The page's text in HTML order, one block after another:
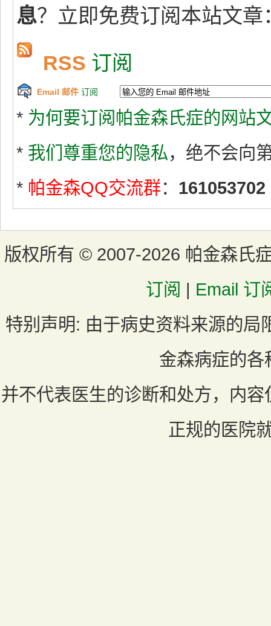
息？立即免费订阅本站文章
RSS 订阅
Email 邮件 订阅
* 为何要订阅帕金森氏症的网站
* 我们尊重您的隐私，绝不会向
* 帕金森QQ交流群： 161053702
版权所有 © 2007-2026 帕金森氏
订阅 | Email 订
特别声明: 由于病史资料来源的局
金森病症的各
并不代表医生的诊断和处方，内
正规的医院